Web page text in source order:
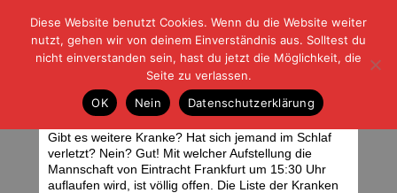
| | |BLOG-GFußball und der Rest
HOME|REGELN|IMPRESSUM |DATENSCHUTZ
VfL Wolfsburg – Eintracht Frankfurt
Samstag, 01.12.07 | 06:12 Uhr
Gibt es weitere Kranke? Hat sich jemand im Schlaf
verletzt? Nein? Gut! Mit welcher Aufstellung die
Mannschaft von Eintracht Frankfurt um 15:30 Uhr
auflaufen wird, ist völlig offen. Die Liste der Kranken
Diese Website benutzt Cookies. Wenn du die Website weiter
nutzt, gehen wir von deinem Einverständnis aus. Solltest du
nicht einverstanden sein, hast du jetzt die Möglichkeit, die
Seite zu verlassen.
OK
Nein Datenschutzerklärung